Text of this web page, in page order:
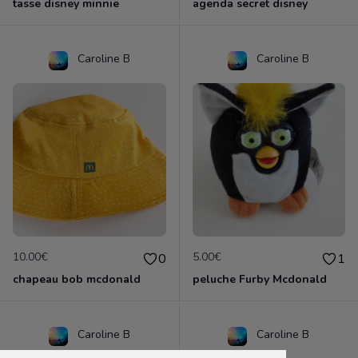
tasse disney minnie agenda secret disney
Caroline B
10.00€ 0
chapeau bob mcdonald
Caroline B
5.00€ 1
peluche Furby Mcdonald
Caroline B Caroline B